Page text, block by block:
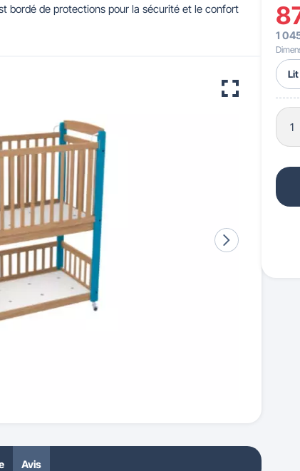
Accessibilité
1
bordé de protections pour la sécurité et le confort
Avis